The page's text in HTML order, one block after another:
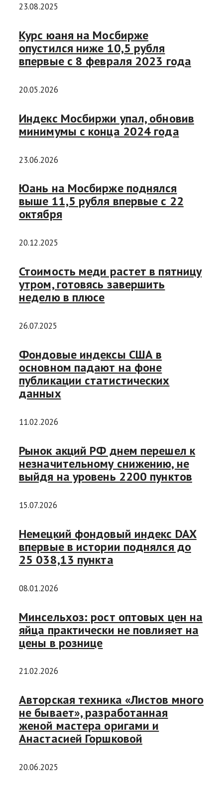
23.08.2025
Курс юаня на Мосбирже
опустился ниже 10,5 рубля
впервые с 8 февраля 2023 года
20.05.2026
Индекс Мосбиржи упал, обновив
минимумы с конца 2024 года
23.06.2026
Юань на Мосбирже поднялся
выше 11,5 рубля впервые с 22
октября
20.12.2025
Стоимость меди растет в пятницу
утром, готовясь завершить
неделю в плюсе
26.07.2025
Фондовые индексы США в
основном падают на фоне
публикации статистических
данных
11.02.2026
Рынок акций РФ днем перешел к
незначительному снижению, не
выйдя на уровень 2200 пунктов
15.07.2026
Немецкий фондовый индекс DAX
впервые в истории поднялся до
25 038,13 пункта
08.01.2026
Минсельхоз: рост оптовых цен на
яйца практически не повлияет на
цены в рознице
21.02.2026
Авторская техника «Листов много
не бывает», разработанная
женой мастера оригами и
Анастасией Горшковой
20.06.2025